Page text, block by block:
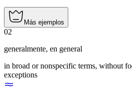
Más ejemplos
02
generalmente, en general
in broad or nonspecific terms, without
exceptions